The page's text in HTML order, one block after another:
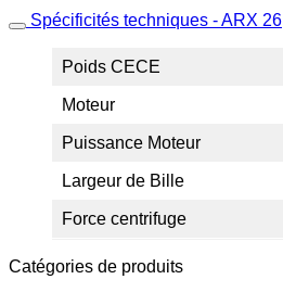
Spécificités techniques - ARX 26
Poids CECE
Moteur
Puissance Moteur
Largeur de Bille
Force centrifuge
Catégories de produits